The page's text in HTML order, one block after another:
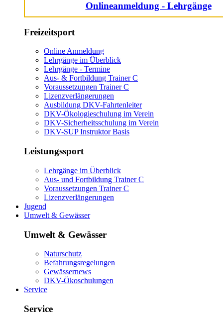
Onlineanmeldung - Lehrgänge
Freizeitsport
Online Anmeldung
Lehrgänge im Überblick
Lehrgänge - Termine
Aus- & Fortbildung Trainer C
Voraussetzungen Trainer C
Lizenzverlängerungen
Ausbildung DKV-Fahrtenleiter
DKV-Ökologieschulung im Verein
DKV-Sicherheitsschulung im Verein
DKV-SUP Instruktor Basis
Leistungssport
Lehrgänge im Überblick
Aus- und Fortbildung Trainer C
Voraussetzungen Trainer C
Lizenzverlängerungen
Jugend
Umwelt & Gewässer
Umwelt & Gewässer
Naturschutz
Befahrungsregelungen
Gewässernews
DKV-Ökoschulungen
Service
Service